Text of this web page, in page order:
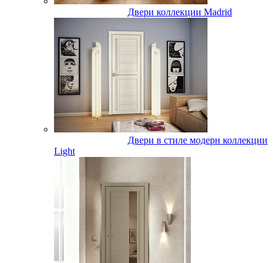
Двери коллекции Madrid
Двери в стиле модерн коллекции
Light